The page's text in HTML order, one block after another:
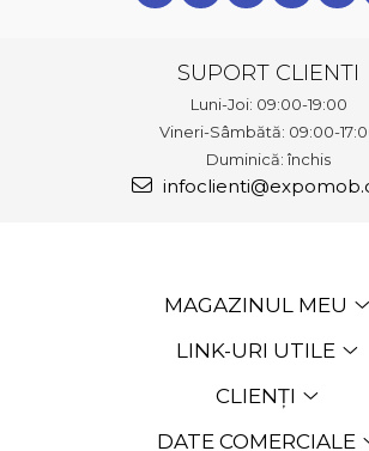
SUPORT CLIENTI
Luni-Joi: 09:00-19:00
Vineri-Sâmbătă: 09:00-
Duminică: închis
MAGAZINUL MEU
LINK-URI UTILE
CLIENȚI
DATE COMERCIALE